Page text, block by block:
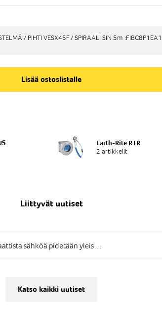
/ PIHTI VESX45F / SPIRAALI SIN 5m
/ PIHTI VESX45F / SPIRAALI SIN 5m
Lisää ostoslistalle
Earth-Rite RTR
2 artikkelit
Liittyvät uutiset
prosessiteollisuuden vaarallisilla alueilla siitä voi tulla syttymislähde. Se ei kuulu suljettuun piiriin, joten sitä voi kertyä laitoksen eri laitteisiin aina säiliöautosta suursäkkeihin.
Katso kaikki uutiset